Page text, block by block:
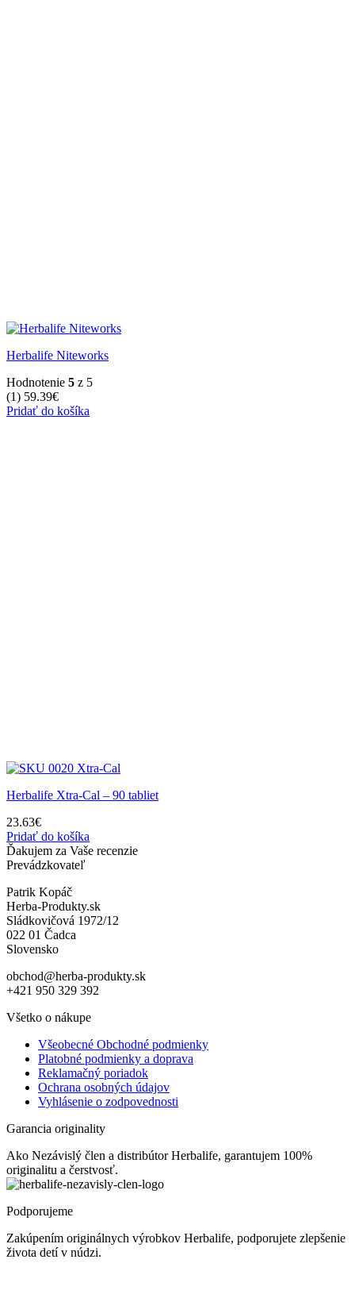
Herbalife Niteworks
Hodnotenie 5 z 5
(1) 59.39€
Pridať do košíka
Herbalife Xtra-Cal – 90 tabliet
23.63€
Pridať do košíka
Ďakujem za Vaše recenzie
Prevádzkovateľ
Patrik Kopáč
Herba-Produkty.sk
Sládkovičová 1972/12
022 01 Čadca
Slovensko
obchod@herba-produkty.sk
+421 950 329 392
Všetko o nákupe
Všeobecné Obchodné podmienky
Platobné podmienky a doprava
Reklamačný poriadok
Ochrana osobných údajov
Vyhlásenie o zodpovednosti
Garancia originality
Ako Nezávislý člen a distribútor Herbalife, garantujem 100%
originalitu a čerstvosť.
Podporujeme
Zakúpením originálnych výrobkov Herbalife, podporujete zlepšenie
života detí v núdzi.